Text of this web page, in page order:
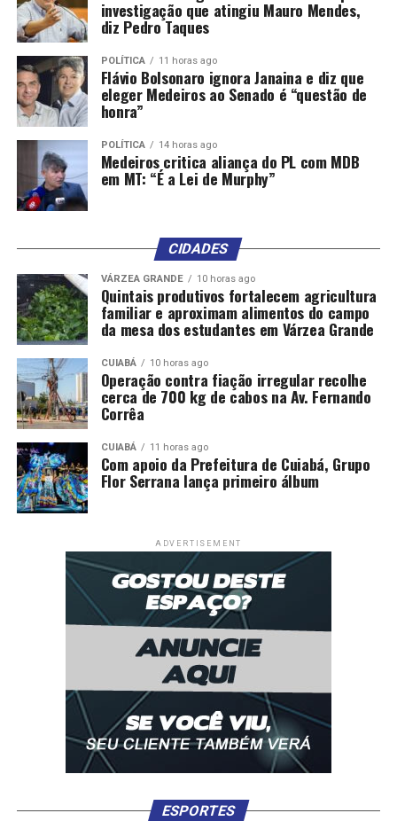
investigação que atingiu Mauro Mendes,
diz Pedro Taques
POLÍTICA 11 horas ago
Flávio Bolsonaro ignora Janaina e diz que
eleger Medeiros ao Senado é “questão de
honra”
POLÍTICA 14 horas ago
Medeiros critica aliança do PL com MDB
em MT: “É a Lei de Murphy”
CIDADES
VÁRZEA GRANDE 10 horas ago
Quintais produtivos fortalecem agricultura
familiar e aproximam alimentos do campo
da mesa dos estudantes em Várzea Grande
CUIABÁ 10 horas ago
Operação contra fiação irregular recolhe
cerca de 700 kg de cabos na Av. Fernando
Corrêa
CUIABÁ 11 horas ago
Com apoio da Prefeitura de Cuiabá, Grupo
Flor Serrana lança primeiro álbum
ADVERTISEMENT
ESPORTES